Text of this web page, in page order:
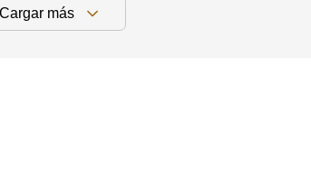
Cargar más